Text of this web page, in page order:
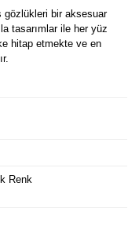
gözlükleri bir aksesuar
tasarımlar ile her yüz
hitap etmekte ve en
Renk